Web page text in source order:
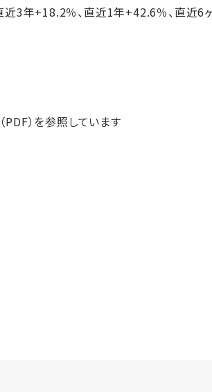
3年+18.2％、直近1年+42.6％、直近6
（PDF）を参照しています